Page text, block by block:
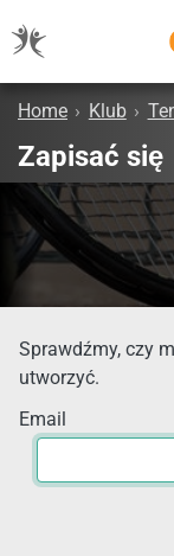
Home › Klub ›
Zapisać się
Sprawdźmy, czy
utworzyć.
Email